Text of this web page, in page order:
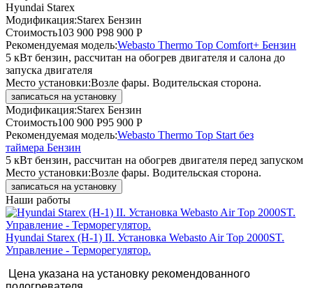
Hyundai Starex
Модификация:Starex Бензин
Стоимость103 900 Р98 900 Р
Рекомендуемая модель:Webasto Thermo Top Comfort+ Бензин
5 кВт бензин, рассчитан на обогрев двигателя и салона до
запуска двигателя
Место установки:Возле фары. Водительская сторона.
записаться на установку
Модификация:Starex Бензин
Стоимость100 900 Р95 900 Р
Рекомендуемая модель:Webasto Thermo Top Start без
таймера Бензин
5 кВт бензин, рассчитан на обогрев двигателя перед запуском
Место установки:Возле фары. Водительская сторона.
записаться на установку
Наши работы
Hyundai Starex (H-1) II. Установка Webasto Air Top 2000ST.
Управление - Терморегулятор.
Цена указана на установку рекомендованного